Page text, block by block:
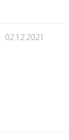
02.12.2021